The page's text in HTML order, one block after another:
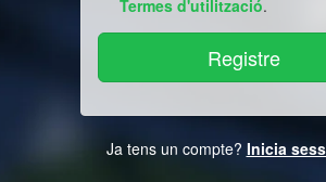
Termes d'utilització.
Ja tens un compte? Inicia